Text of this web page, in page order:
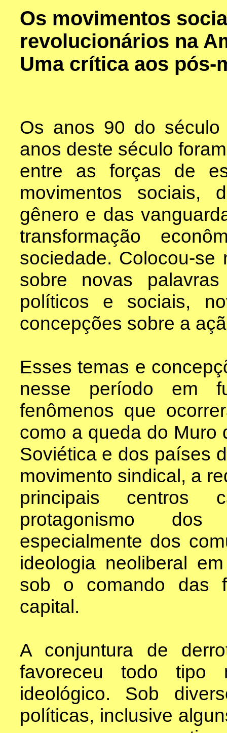
Os movimentos
revolucionários na
Uma crítica aos pós-
Os anos 90 do
anos deste século
entre as forças de
movimentos sociais,
gênero e das
transformação
sociedade. Colocou-
sobre novas
políticos e sociais,
concepções sobre a
Esses temas e
nesse período em
fenômenos que
como a queda do Muro
Soviética e dos países
movimento sindical, a
principais centros
protagonismo dos
especialmente dos
ideologia neoliberal
sob o comando das
capital.
A conjuntura de
favoreceu todo tipo
ideológico. Sob
políticas, inclusive